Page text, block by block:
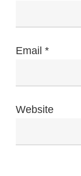
Email *
Website